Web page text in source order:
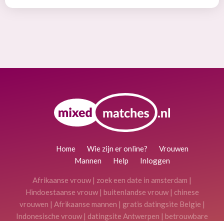
Home Wie zijn er online?
Vrouwen
Mannen
Help Inloggen
Afrikaanse vrouw | zoek een date in amsterdam |
Hindoestaanse vrouw | buitenlandse vrouw | chinese
vrouwen | Afrikaanse mannen | gratis datingsite Belgie |
Indonesische vrouw | datingsite Antwerpen | betrouwbare